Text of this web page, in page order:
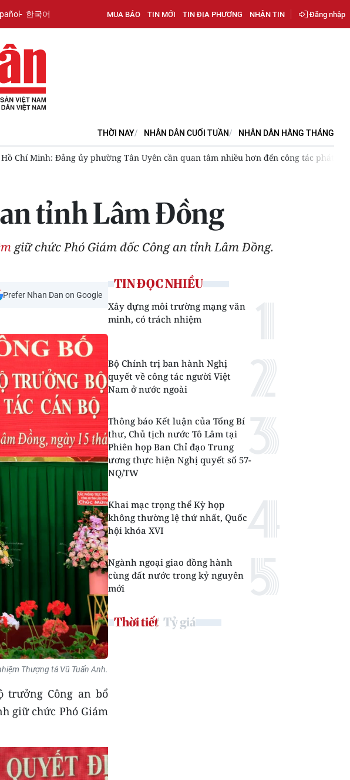
한국어 MUA BÁO TIN MỚI TIN ĐỊA PHƯƠNG NHẬN TIN Đăng nhập
THỜI NAY NHÂN DÂN CUỐI TUẦN NHÂN DÂN HẰNG THÁNG
Đảng ủy phường Tân Uyên cần quan tâm nhiều hơn đến công tác phát triển đảng viên
tỉnh Lâm Đồng
giữ chức Phó Giám đốc Công an tỉnh Lâm Đồng.
Prefer Nhan Dan on Google
Thượng tá Vũ Tuấn Anh.
trưởng Công an bổ
giữ chức Phó Giám
TIN ĐỌC NHIỀU
Xây dựng môi trường mạng văn
minh, có trách nhiệm
Bộ Chính trị ban hành Nghị
quyết về công tác người Việt
Nam ở nước ngoài
Thông báo Kết luận của Tổng Bí
thư, Chủ tịch nước Tô Lâm tại
Phiên họp Ban Chỉ đạo Trung
ương thực hiện Nghị quyết số 57-
NQ/TW
Khai mạc trọng thể Kỳ họp
không thường lệ thứ nhất, Quốc
hội khóa XVI
Ngành ngoại giao đồng hành
cùng đất nước trong kỷ nguyên
mới
Thời tiết Tỷ giá